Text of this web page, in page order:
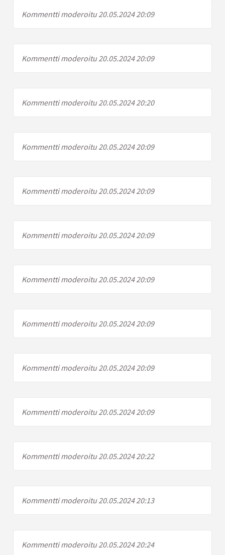
Kommentti moderoitu 20.05.2024 20:09
Kommentti moderoitu 20.05.2024 20:09
Kommentti moderoitu 20.05.2024 20:20
Kommentti moderoitu 20.05.2024 20:09
Kommentti moderoitu 20.05.2024 20:09
Kommentti moderoitu 20.05.2024 20:09
Kommentti moderoitu 20.05.2024 20:09
Kommentti moderoitu 20.05.2024 20:09
Kommentti moderoitu 20.05.2024 20:09
Kommentti moderoitu 20.05.2024 20:09
Kommentti moderoitu 20.05.2024 20:22
Kommentti moderoitu 20.05.2024 20:13
Kommentti moderoitu 20.05.2024 20:24